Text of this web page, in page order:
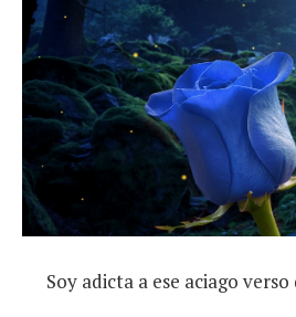
Soy adicta a ese aciago